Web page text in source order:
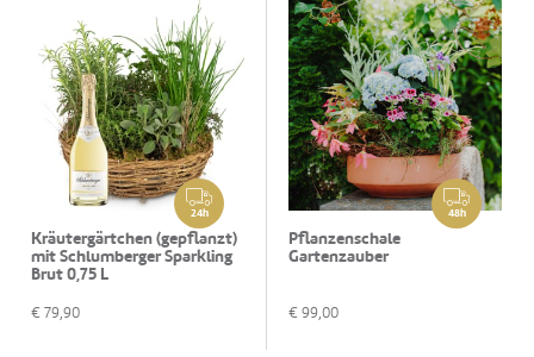
24h
Kräutergärtchen (gepflanzt)
mit Schlumberger Sparkling
Brut 0,75 L
€ 79,90
48h
Pflanzenschale
Gartenzauber
€ 99,00